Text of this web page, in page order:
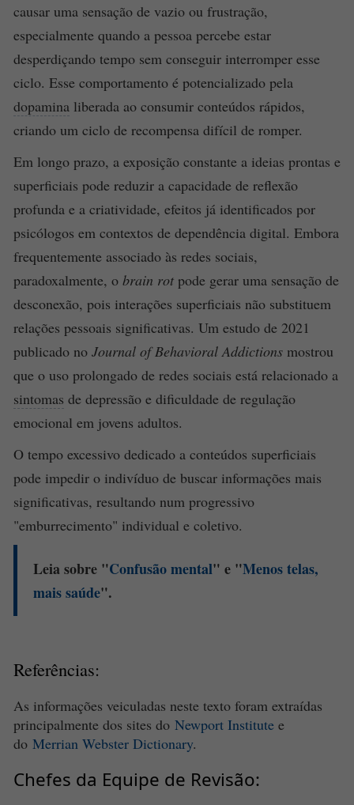
causar uma sensação de vazio ou frustração,
especialmente quando a pessoa percebe estar
desperdiçando tempo sem conseguir interromper esse
ciclo. Esse comportamento é potencializado pela
dopamina liberada ao consumir conteúdos rápidos,
criando um ciclo de recompensa difícil de romper.
Em longo prazo, a exposição constante a ideias prontas e
superficiais pode reduzir a capacidade de reflexão
profunda e a criatividade, efeitos já identificados por
psicólogos em contextos de dependência digital. Embora
frequentemente associado às redes sociais,
paradoxalmente, o brain rot pode gerar uma sensação de
desconexão, pois interações superficiais não substituem
relações pessoais significativas. Um estudo de 2021
publicado no Journal of Behavioral Addictions mostrou
que o uso prolongado de redes sociais está relacionado a
sintomas de depressão e dificuldade de regulação
emocional em jovens adultos.
O tempo excessivo dedicado a conteúdos superficiais
pode impedir o indivíduo de buscar informações mais
significativas, resultando num progressivo
"emburrecimento" individual e coletivo.
Leia sobre "Confusão mental" e "Menos telas,
maissaúde".
Referências:
As informações veiculadas neste texto foram extraídas
principalmente dos sites do Newport Institute e
do Merrian Webster Dictionary.
Chefes da Equipe de Revisão: